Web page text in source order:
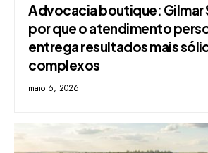
Advocacia boutique: Gilmar
por que o atendimento
entrega resultados mais
complexos
maio 6, 2026